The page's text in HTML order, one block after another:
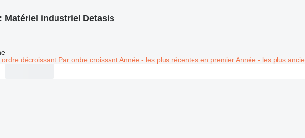
Matériel industriel Detasis
ordre décroissant Par ordre croissant Année - les plus récentes en premier Année - les plus